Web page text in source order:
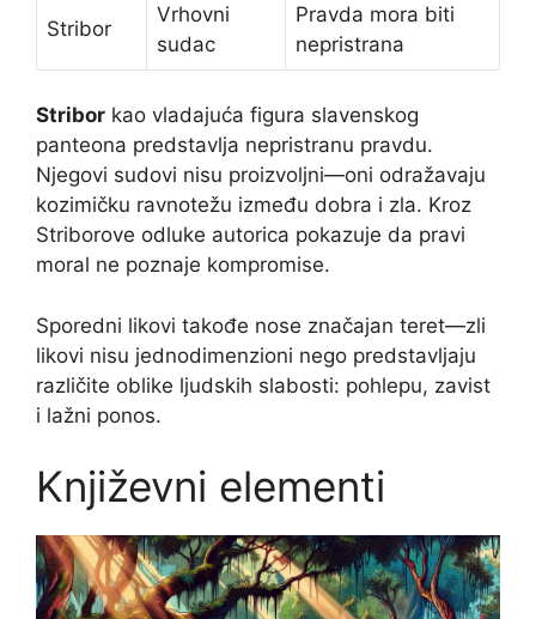
Stribor
Vrhovni
sudac
Pravda mora biti
nepristrana
Stribor kao vladajuća figura slavenskog
panteona predstavlja nepristranu pravdu.
Njegovi sudovi nisu proizvoljni—oni odražavaju
kozimičku ravnotežu između dobra i zla. Kroz
Striborove odluke autorica pokazuje da pravi
moral ne poznaje kompromise.
Sporedni likovi takođe nose značajan teret—zli
likovi nisu jednodimenzioni nego predstavljaju
različite oblike ljudskih slabosti: pohlepu, zavist
i lažni ponos.
Književni elementi